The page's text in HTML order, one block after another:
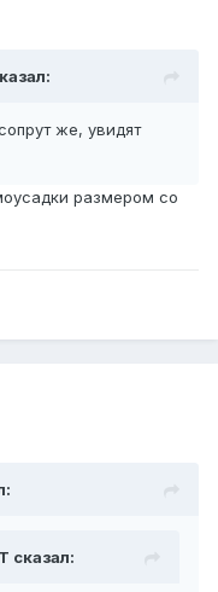
же, увидят
размером со
сказал: